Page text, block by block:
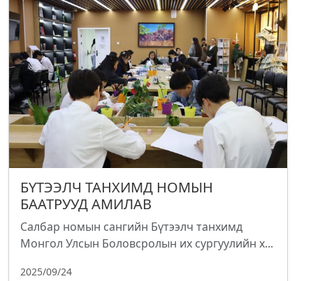
БҮТЭЭЛЧ ТАНХИМД НОМЫН
БААТРУУД АМИЛАВ
Салбар номын сангийн Бүтээлч танхимд
Монгол Улсын Боловсролын их сургуулийн х...
2025/09/24